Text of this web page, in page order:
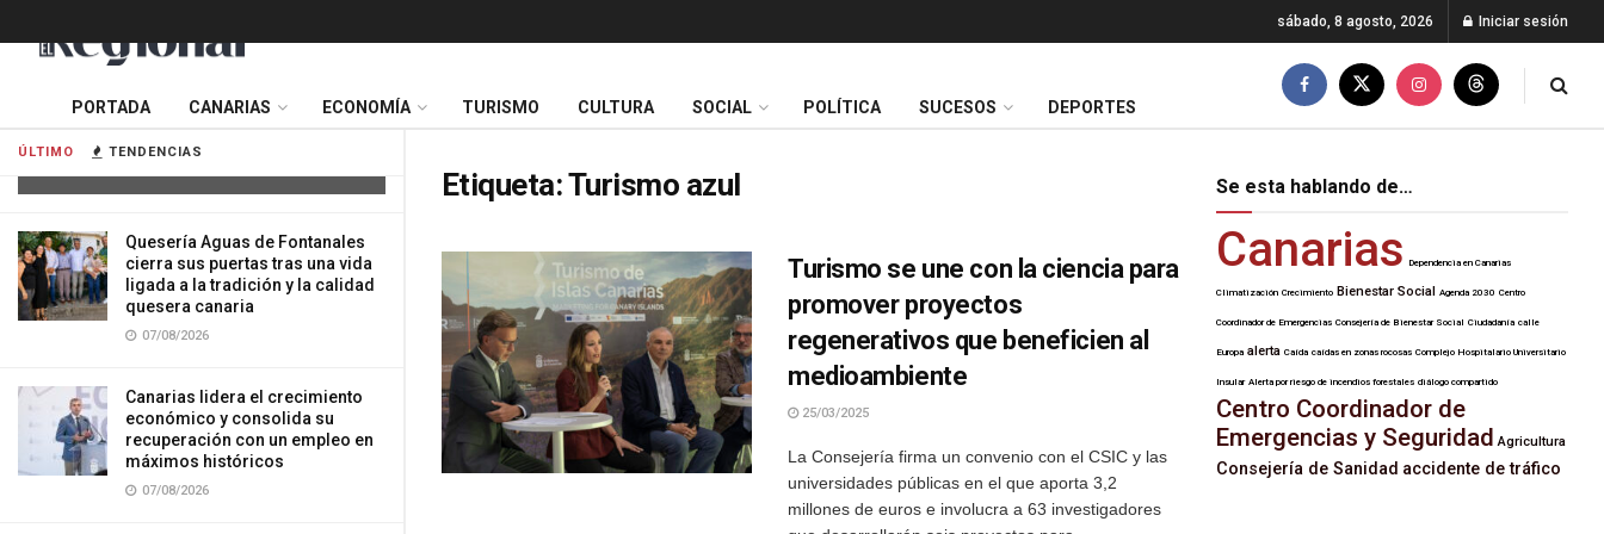
ÚLTIMO TENDENCIAS
impactar su vehículo contra una
Quesería Aguas de Fontanales
cierra sus puertas tras una vida
ligada a la tradición y la calidad
quesera canaria
07/08/2026
Canarias lidera el crecimiento
económico y consolida su
recuperación con un empleo en
máximos históricos
07/08/2026
sábado, 8 agosto, 2026 Iniciar sesión
PORTADA CANARIAS ECONOMÍA TURISMO CULTURA SOCIAL POLÍTICA SUCESOS DEPORTES
Etiqueta:Turismo azul
Turismo se une con la ciencia para
promover proyectos
regenerativos que beneficien al
medioambiente
25/03/2025
La Consejería firma un convenio con el CSIC y las
universidades públicas en el que aporta 3,2
millones de euros e involucra a 63 investigadores
Se esta hablando de…
Canarias Dependencia en Canarias
Climatización Crecimiento Bienestar Social Agenda 2030 Centro
Coordinador de Emergencias Consejería de Bienestar Social Ciudadanía calle
Europa alerta Caída caídas en zonas rocosas Complejo Hospitalario Universitario
Insular Alerta por riesgo de incendios forestales diálogo compartido
Centro Coordinador de
Emergencias y Seguridad Agricultura
Consejería de Sanidad accidente de tráfico